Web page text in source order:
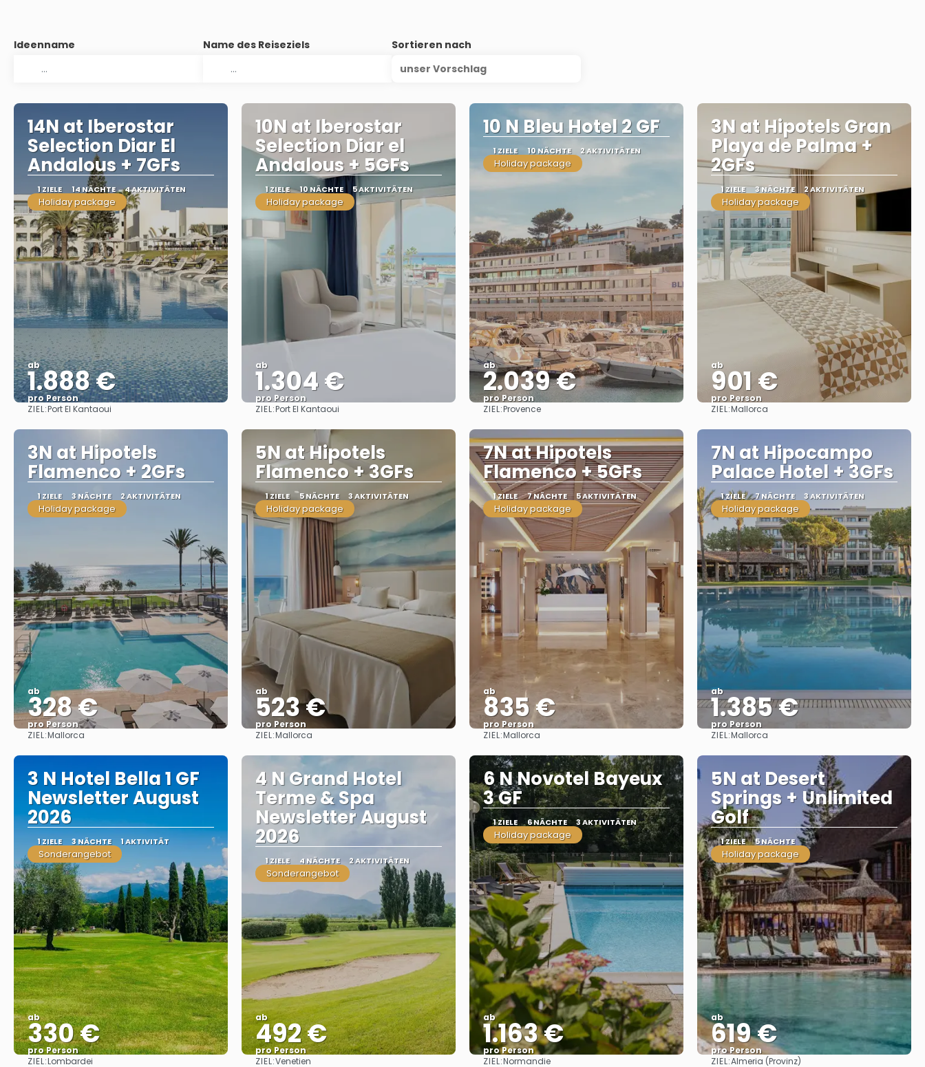
Ideenname Name des Reiseziels
Sortieren nach
unser Vorschlag
14N at Iberostar
Selection Diar El
Andalous + 7GFs
1 ZIELE 14 NÄCHTE 4 AKTIVITÄTEN
Holiday package
ab
1.888 €
pro Person
Sehen
ZIEL:Port El Kantaoui
10N at Iberostar
Selection Diar el
Andalous + 5GFs
1 ZIELE 10 NÄCHTE 5 AKTIVITÄTEN
Holiday package
ab
1.304 €
pro Person
Sehen
ZIEL:Port El Kantaoui
10 N Bleu Hotel 2 GF
1 ZIELE 10 NÄCHTE 2 AKTIVITÄTEN
Holiday package
ab
2.039 €
pro Person
ZIEL:Provence
3N at Hipotels Gran
Playa de Palma +
2GFs
1 ZIELE 3 NÄCHTE 2 AKTIVITÄTEN
Holiday package
ab
901 €
pro Person
ZIEL:Mallorca
3N at Hipotels
Flamenco + 2GFs
1 ZIELE 3 NÄCHTE 2 AKTIVITÄTEN
Holiday package
ab
328 €
pro Person
ZIEL:Mallorca
5N at Hipotels
Flamenco + 3GFs
1 ZIELE 5 NÄCHTE 3 AKTIVITÄTEN
Holiday package
ab
523 €
pro Person
ZIEL:Mallorca
7N at Hipotels
Flamenco + 5GFs
1 ZIELE 7 NÄCHTE 5 AKTIVITÄTEN
Holiday package
ab
835 €
pro Person
ZIEL:Mallorca
7N at Hipocampo
Palace Hotel + 3GFs
1 ZIELE 7 NÄCHTE 3 AKTIVITÄTEN
Holiday package
ab
1.385 €
pro Person
ZIEL:Mallorca
3 N Hotel Bella 1 GF
Newsletter August
2026
1 ZIELE 3 NÄCHTE 1 AKTIVITÄT
Sonderangebot
ab
330 €
pro Person
ZIEL:Lombardei
4 N Grand Hotel
Terme & Spa
Newsletter August
2026
1 ZIELE 4 NÄCHTE 2 AKTIVITÄTEN
Sonderangebot
ab
492 €
pro Person
ZIEL:Venetien
6 N Novotel Bayeux
3 GF
1 ZIELE 6 NÄCHTE 3 AKTIVITÄTEN
Holiday package
ab
1.163 €
pro Person
ZIEL:Normandie
5N at Desert
Springs + Unlimited
Golf
1 ZIELE 5 NÄCHTE
Holiday package
ab
619 €
pro Person
ZIEL:Almeria (Provinz)